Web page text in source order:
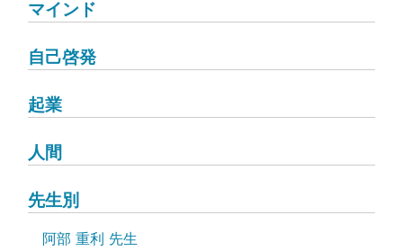
マインド
自己啓発
起業
人間
先生別
阿部 重利 先生